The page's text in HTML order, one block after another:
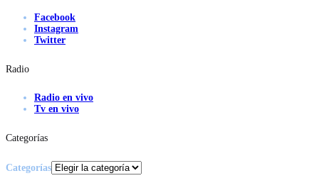
Facebook
Instagram
Twitter
Radio
Radio en vivo
Tv en vivo
Categorías
Categorías